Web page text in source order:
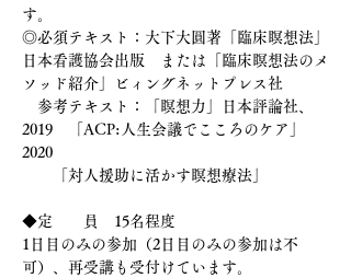
す。
◎必須テキスト：大下大圓著「臨床瞑想法」
日本看護協会出版　または「臨床瞑想法のメ
ソッド紹介」ビィングネットプレス社
参考テキスト：「瞑想力」日本評論社、
2019　「ACP:人生会議でこころのケア」
2020
「対人援助に活かす瞑想療法」
◆定　　員　15名程度
1日目のみの参加（2日目のみの参加は不
可）、再受講も受付けています。